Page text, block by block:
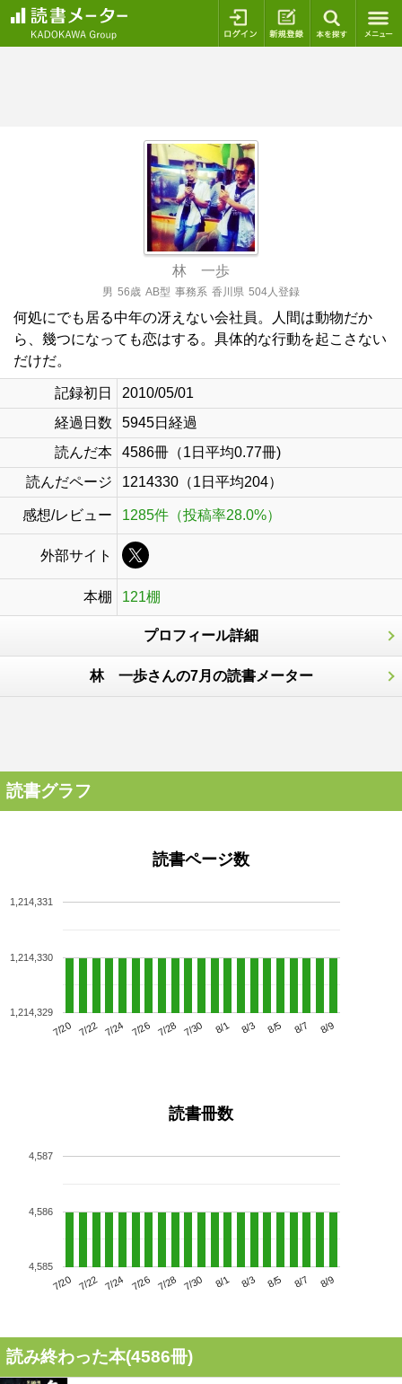
ログイン 新規登録
林 一歩
男 56歳 AB型 事務系 香川県 504人登録
何処にでも居る中年の冴えない会社員。人間は動物だか
ら、幾つになっても恋はする。具体的な行動を起こさない
だけだ。
記録初日
2010/05/01
経過日数
5945日経過
読んだ本
4586冊（1日平均0.77冊)
読んだページ
1214330（1日平均204）
感想/レビュー 1285件（投稿率28.0%）
外部サイト
本棚 121棚
プロフィール詳細
林 一歩さんの7月の読書メーター
読書グラフ
読書ページ数
7/20 7/22 7/24 7/26 7/28 7/30 8/1 8/3 8/5 8/7 8/9
1,214,329
1,214,330
1,214,331
読書冊数
7/20 7/22 7/24 7/26 7/28 7/30 8/1 8/3 8/5 8/7 8/9
4,585
4,586
4,587
読み終わった本(4586冊)